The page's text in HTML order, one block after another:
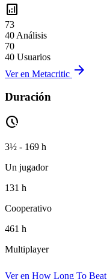
analytics
73
40 Análisis
70
40 Usuarios
Ver en Metacritic arrow_forward
Duración
pace
3½ - 169 h
Un jugador
131 h
Cooperativo
461 h
Multiplayer
Ver en How Long To Beat